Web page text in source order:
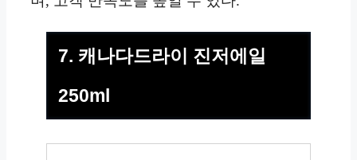
7. 캐나다드라이 진저에일
250ml